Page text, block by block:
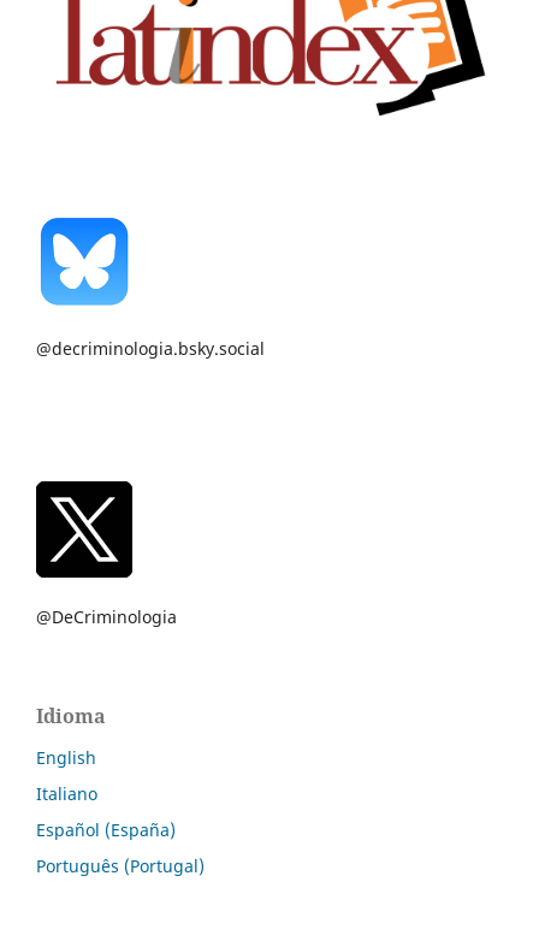
@decriminologia.bsky.social
@DeCriminologia
Idioma
English
Italiano
Español (España)
Português (Portugal)